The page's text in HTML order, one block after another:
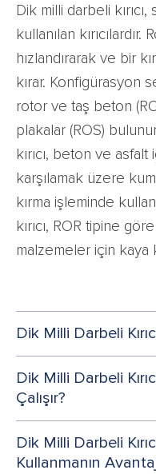
Dik milli darbeli kırıcı,
kullanılan
hızlandırarak ve bir
kırar. Konfigürasyon
rotor ve taş beton
plakalar (ROS)
kırıcı, beton ve
karşılamak üzere
kırma işleminde
kırıcı, ROR tipine
malzemeler için kaya
Dik Milli Darbeli
Dik Milli Darbeli
Çalışır?
Dik Milli Darbeli
Kullanmanın